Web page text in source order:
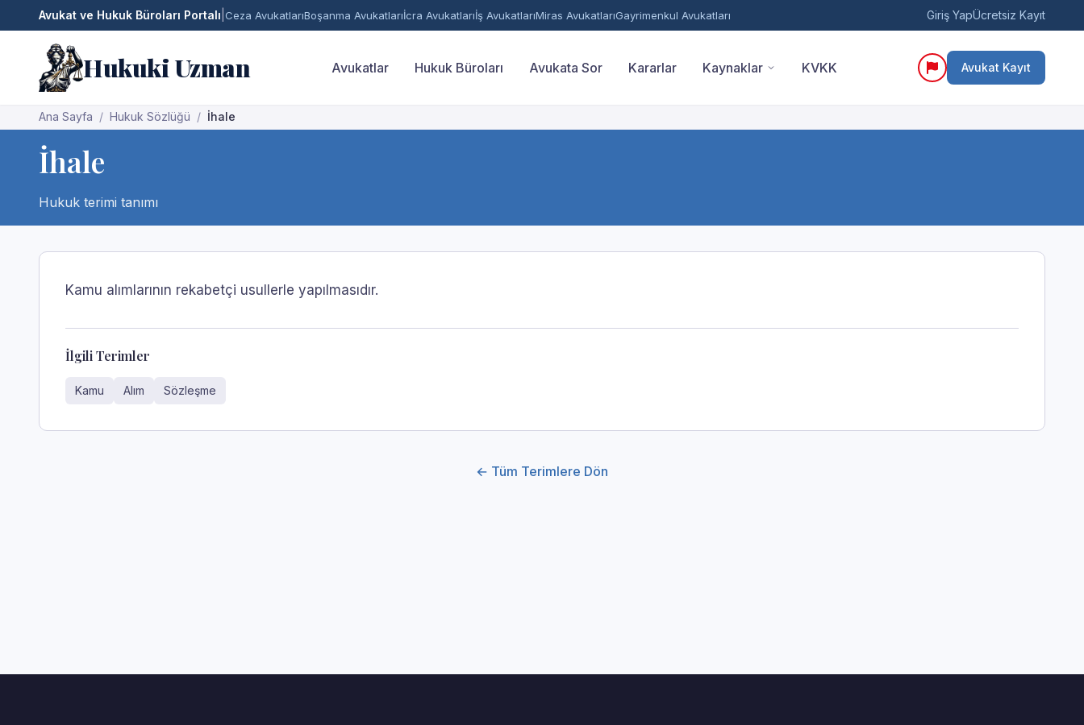
Avukat ve Hukuk Büroları Portalı Ceza AvukatlarıBoşanma Avukatlarıİcra Avukatlarıİş AvukatlarıMiras AvukatlarıGayrimenkul Avukatları Giriş YapÜcretsiz Kayıt
Hukuki Uzman Avukatlar Hukuk Büroları Avukata Sor Kararlar Kaynaklar KVKK Avukat Kayıt
Ana Sayfa Hukuk Sözlüğü İhale
İhale
Hukuk terimi tanımı
Kamu alımlarının rekabetçi usullerle yapılmasıdır.
İlgili Terimler
Kamu Alım Sözleşme
← Tüm Terimlere Dön